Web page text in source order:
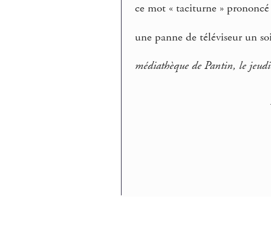
ce mot « taciturne »
une panne de téléviseur un
médiathèque de Pantin, le